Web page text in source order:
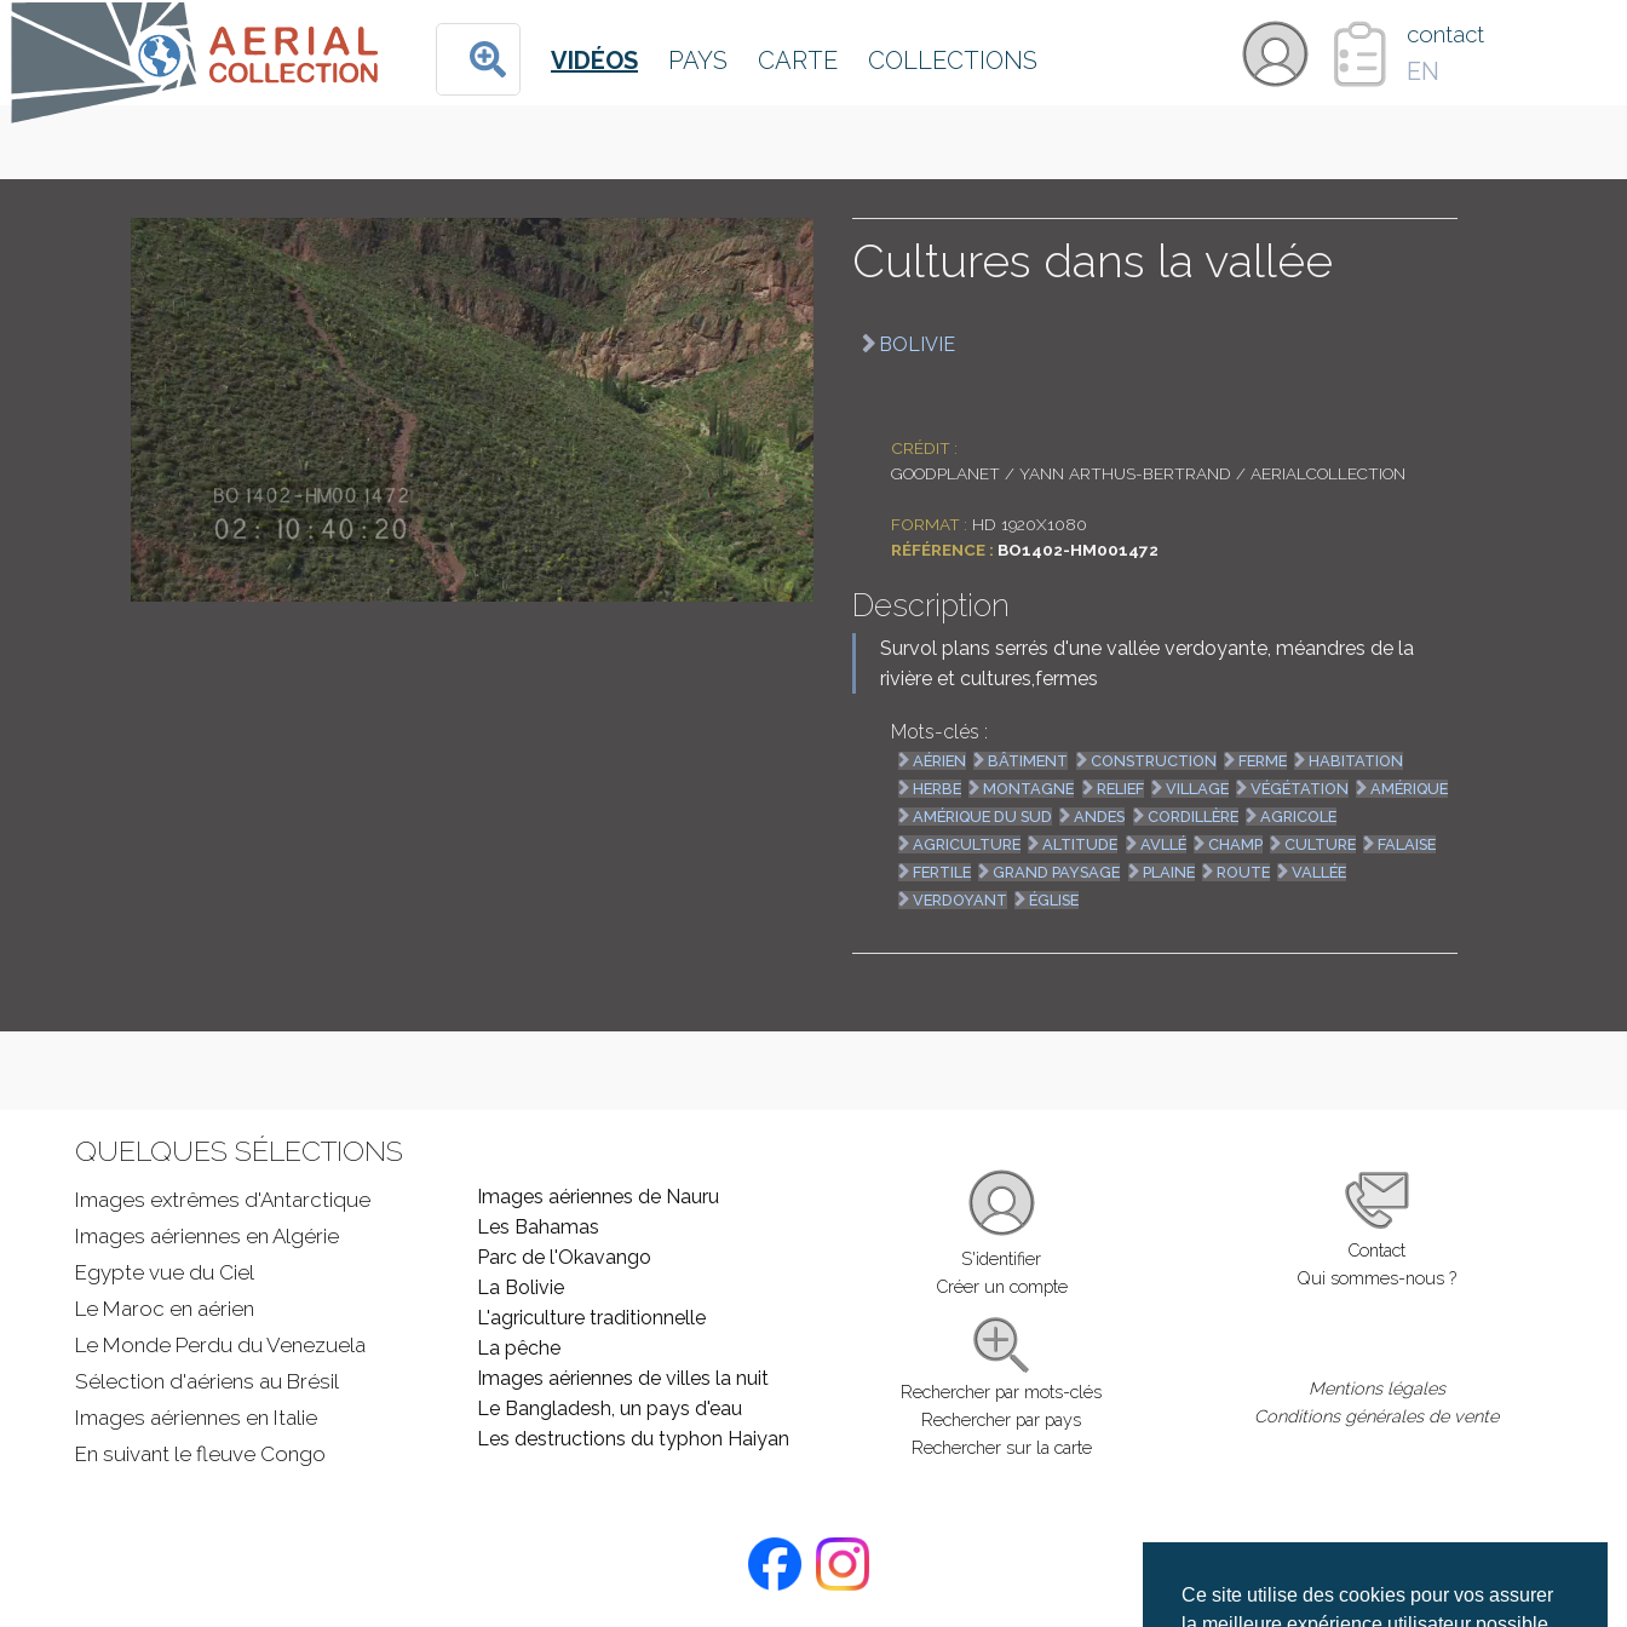
Ce site utilise des cookies pour vos assurer
VIDÉOS PAYS CARTE COLLECTIONS
contact
EN
Cultures dans la vallée
BOLIVIE
CRÉDIT :
GOODPLANET / YANN ARTHUS-BERTRAND / AERIALCOLLECTION
FORMAT : HD 1920X1080
RÉFÉRENCE : BO1402-HM001472
Description
Survol plans serrés d'une vallée verdoyante, méandres de la
rivière et cultures,fermes
Mots-clés :
AÉRIEN BÂTIMENT CONSTRUCTION FERME
HABITATION
HERBE
MONTAGNE RELIEF VILLAGE VÉGÉTATION
AMÉRIQUE
AMÉRIQUE DU SUD
ANDES CORDILLÈRE
AGRICOLE
AGRICULTURE
ALTITUDE AVLLÉ CHAMP CULTURE
FALAISE
FERTILE
GRAND PAYSAGE PLAINE ROUTE
VALLÉE
VERDOYANT
ÉGLISE
QUELQUES SÉLECTIONS
Images extrêmes d'Antarctique
Images aériennes en Algérie
Egypte vue du Ciel
Le Maroc en aérien
Le Monde Perdu du Venezuela
Sélection d'aériens au Brésil
Images aériennes en Italie
En suivant le fleuve Congo
Images aériennes de Nauru
Les Bahamas
Parc de l'Okavango
La Bolivie
L'agriculture traditionnelle
La pêche
Images aériennes de villes la nuit
Le Bangladesh, un pays d'eau
Les destructions du typhon Haiyan
S'identifier
Créer un compte
Rechercher par mots-clés
Rechercher par pays
Rechercher sur la carte
Contact
Qui sommes-nous ?
Mentions légales
Conditions générales de vente